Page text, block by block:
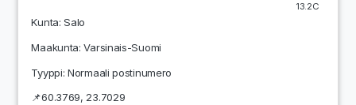
13.2C
Kunta:Salo
Maakunta:Varsinais-Suomi
Tyyppi: Normaali postinumero
📌60.3769,23.7029